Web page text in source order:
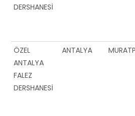
DERSHANESİ
ÖZEL
ANTALYA
FALEZ
DERSHANESİ
ANTALYA